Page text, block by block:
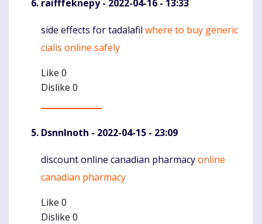
raifffeknepy- 2022-04-16 - 13:33
Komentaras
side effects for tadalafil where to buy generic
cialis online safely
Like 0
Dislike 0
DsnnInoth - 2022-04-15 - 23:09
Komentaras
discount online canadian pharmacyonline
canadian pharmacy
Like 0
Dislike 0